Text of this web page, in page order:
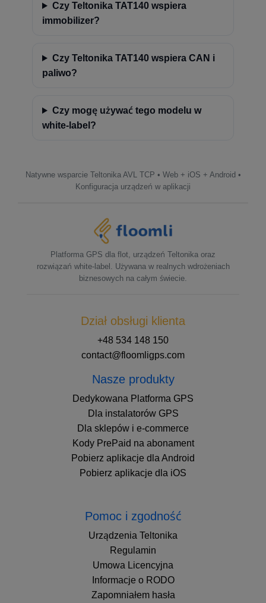
Czy Teltonika TAT140 wspiera
immobilizer?
Czy Teltonika TAT140 wspiera CAN i
paliwo?
Czy mogę używać tego modelu w
white-label?
Natywne wsparcie Teltonika AVL TCP • Web + iOS + Android •
Konfiguracja urządzeń w aplikacji
Platforma GPS dla flot, urządzeń Teltonika oraz
rozwiązań white-label. Używana w realnych wdrożeniach
biznesowych na całym świecie.
Dział obsługi klienta
+48 534 148 150
contact@floomligps.com
Nasze produkty
Dedykowana Platforma GPS
Dla instalatorów GPS
Dla sklepów i e-commerce
Kody PrePaid na abonament
Pobierz aplikacje dla Android
Pobierz aplikacje dla iOS
Pomoc i zgodność
Urządzenia Teltonika
Regulamin
Umowa Licencyjna
Informacje o RODO
Zapomniałem hasła